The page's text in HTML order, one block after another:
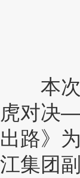
本次
虎对决
出路》
江集团